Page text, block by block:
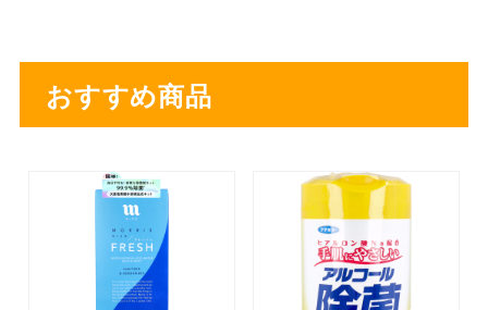
おすすめ商品